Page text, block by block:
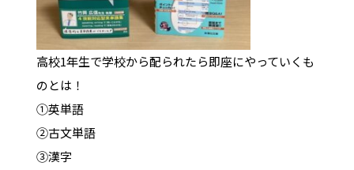
高校1年生で学校から配られたら即座にやっていくも
のとは！
①英単語
②古文単語
③漢字